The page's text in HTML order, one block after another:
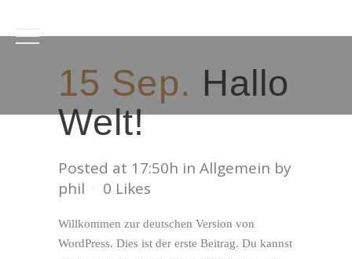
15 Sep. Hallo
Welt!
Posted at 17:50h in Allgemein by
phil
0 Likes
Willkommen zur deutschen Version von
WordPress. Dies ist der erste Beitrag. Du kannst